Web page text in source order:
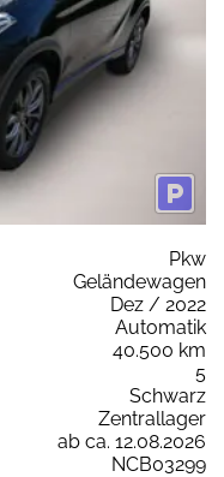
Pkw
Geländewagen
Dez / 2022
Automatik
40.500 km
5
Schwarz
Zentrallager
ab ca. 12.08.2026
NCB03299